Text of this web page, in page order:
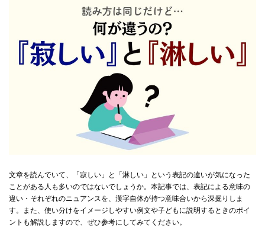
文章を読んでいて、「寂しい」と「淋しい」という表記の違いが気になった
ことがある人も多いのではないでしょうか。本記事では、表記による意味の
違い・それぞれのニュアンスを、漢字自体が持つ意味合いから深掘りしま
す。また、使い分けをイメージしやすい例文や子どもに説明するときのポイ
ントも解説しますので、ぜひ参考にしてみてください。